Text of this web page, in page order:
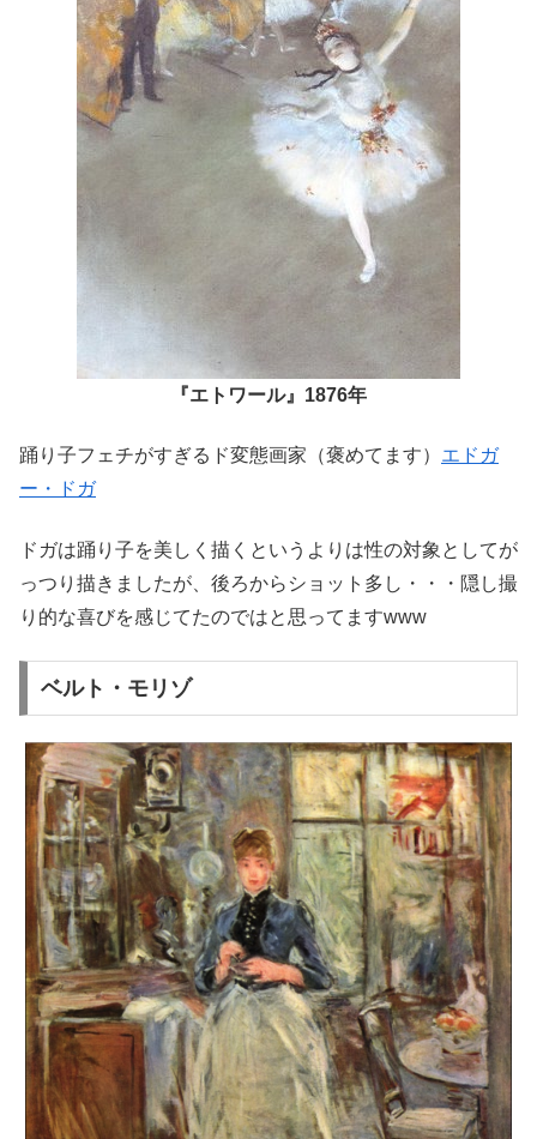
『エトワール』1876年
踊り子フェチがすぎるド変態画家（褒めてます） エドガ
ー・ドガ
ドガは踊り子を美しく描くというよりは性の対象としてが
っつり描きましたが、後ろからショット多し・・・隠し撮
り的な喜びを感じてたのではと思ってますwww
ベルト・モリゾ